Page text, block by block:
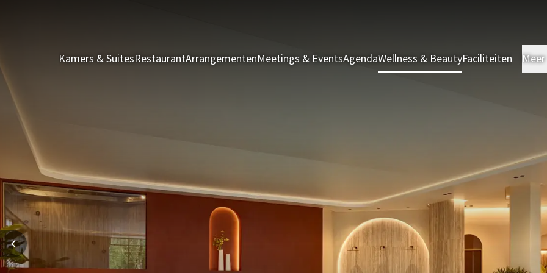
Kamers & SuitesRestaurantArrangementenMeetings & EventsAgendaWellness & BeautyFaciliteiten Meer